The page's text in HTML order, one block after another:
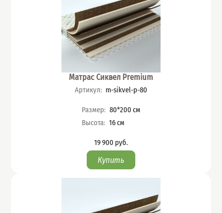
Матрас Сиквел Premium
Артикул: m-sikvel-p-80
Характеристики
Размер: 80*200 см
Высота: 16см
Цена
19 900 руб.